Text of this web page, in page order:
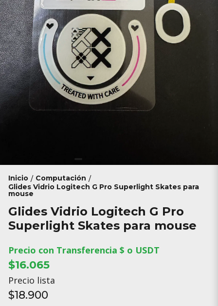
Inicio / Computación /
Glides Vidrio Logitech G Pro Superlight Skates para
mouse
Glides Vidrio Logitech G Pro
Superlight Skates para mouse
Precio con Transferencia $ o USDT
$16.065
Precio lista
$18.900